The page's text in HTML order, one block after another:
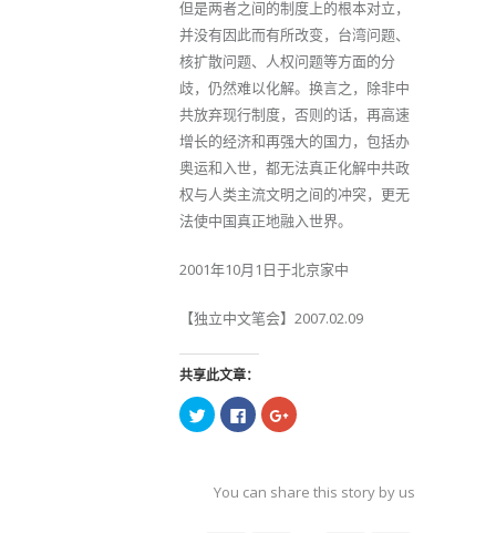
但是两者之间的制度上的根本对立，
并没有因此而有所改变，台湾问题、
核扩散问题、人权问题等方面的分
歧，仍然难以化解。换言之，除非中
共放弃现行制度，否则的话，再高速
增长的经济和再强大的国力，包括办
奥运和入世，都无法真正化解中共政
权与人类主流文明之间的冲突，更无
法使中国真正地融入世界。
2001年10月1日于北京家中
【独立中文笔会】2007.02.09
共享此文章：
点
击
共
享
点
击
共
享
点
击
共
享
You can share this story by using your